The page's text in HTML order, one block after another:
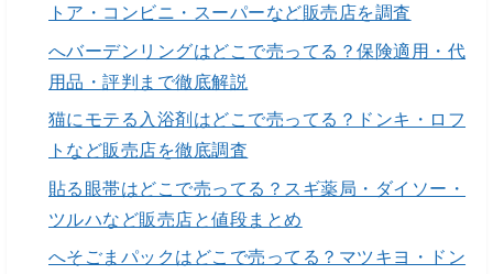
トア・コンビニ・スーパーなど販売店を調査
へバーデンリングはどこで売ってる？保険適用・代
用品・評判まで徹底解説
猫にモテる入浴剤はどこで売ってる？ドンキ・ロフ
トなど販売店を徹底調査
貼る眼帯はどこで売ってる？スギ薬局・ダイソー・
ツルハなど販売店と値段まとめ
へそごまパックはどこで売ってる？マツキヨ・ドン